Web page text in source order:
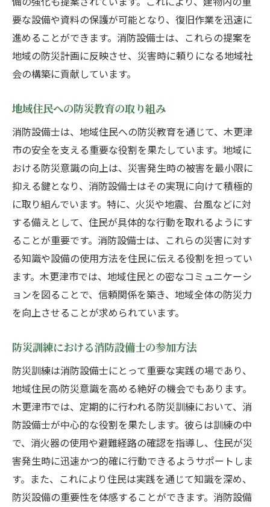
要な設備や資料の保護が可能となり、復旧作業を迅速に
進めることができます。消防設備士は、これらの提案を
地域の防災計画に反映させ、災害時に頼りになる地域社
会の構築に貢献しています。
地域住民への防災教育の取り組み
消防設備士は、地域住民への防災教育を通じて、木更津
市の安全を支える重要な役割を果たしています。地域に
おける防災意識の向上は、災害発生時の被害を最小限に
抑える鍵となり、消防設備士はその実現に向けて積極的
に取り組んでいます。特に、火災や地震、台風などに対
する備えとして、住民が具体的な行動を取れるようにす
ることが重要です。消防設備士は、これらの災害に対す
る知識や設備の使用方法を住民に伝える役割を担ってい
ます。木更津市では、地域住民との密なコミュニケーシ
ョンを図ることで、信頼関係を築き、地域全体の防災力
を向上させることが求められています。
防災訓練における消防設備士の参加方法
防災訓練は消防設備士にとって重要な実践の場であり、
地域住民の防災意識を高める絶好の機会でもあります。
木更津市では、定期的に行われる防災訓練において、消
防設備士が中心的な役割を果たします。彼らは訓練の中
で、消火器の使用や避難経路の確認を指導し、住民が災
害発生時に迅速かつ的確に行動できるようサポートしま
す。また、これにより住民は実践を通じて知識を深め、
防災設備の重要性を体感することができます。消防設備